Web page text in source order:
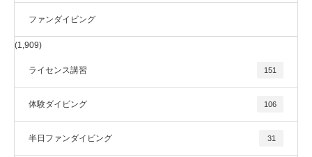
ファンダイビング
(1,909)
ライセンス講習 151
体験ダイビング 106
半日ファンダイビング 31